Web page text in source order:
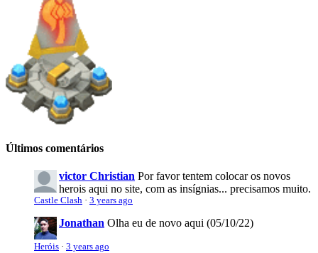
Últimos comentários
victor Christian Por favor tentem colocar os novos
herois aqui no site, com as insígnias... precisamos muito.
Castle Clash · 3 years ago
Jonathan Olha eu de novo aqui (05/10/22)
Heróis · 3 years ago